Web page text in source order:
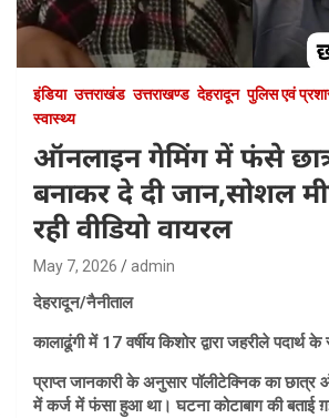
इंडिया उत्तराखंड उत्तराखण्ड देहरादून पुलिस एवं
स्वास्थ्य
ऑनलाइन गेमिंग में फंसे
बनाकर दे दी जान,सोशल
रही वीडियो वायरल
May 7, 2026 admin
देहरादून/नैनीताल
कालाढूंगी में 17 वर्षीय किशोर द्वारा जहरीले पदार्थ
प्राप्त जानकारी के अनुसार पॉलीटेक्निक का
में कर्ज में फंसा हुआ था। घटना कोटाबाग की बताई